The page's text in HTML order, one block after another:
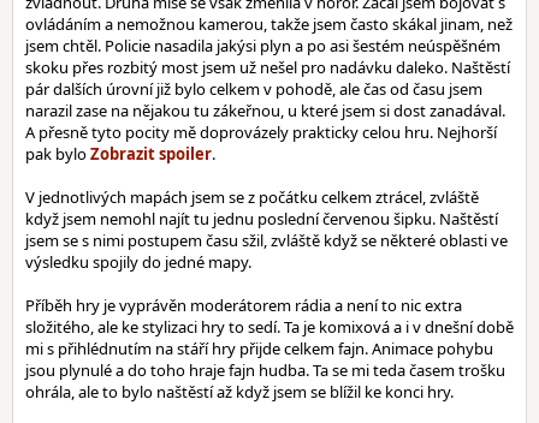
ovládáním a nemožnou kamerou, takže jsem často skákal jinam, než
jsem chtěl. Policie nasadila jakýsi plyn a po asi šestém neúspěšném
skoku přes rozbitý most jsem už nešel pro nadávku daleko. Naštěstí
pár dalších úrovní již bylo celkem v pohodě, ale čas od času jsem
narazil zase na nějakou tu zákeřnou, u které jsem si dost zanadával.
A přesně tyto pocity mě doprovázely prakticky celou hru. Nejhorší
pak bylo
.
V jednotlivých mapách jsem se z počátku celkem ztrácel, zvláště
když jsem nemohl najít tu jednu poslední červenou šipku. Naštěstí
jsem se s nimi postupem času sžil, zvláště když se některé oblasti ve
výsledku spojily do jedné mapy.
Příběh hry je vyprávěn moderátorem rádia a není to nic extra
složitého, ale ke stylizaci hry to sedí. Ta je komixová a i v dnešní době
mi s přihlédnutím na stáří hry přijde celkem fajn. Animace pohybu
jsou plynulé a do toho hraje fajn hudba. Ta se mi teda časem trošku
ohrála, ale to bylo naštěstí až když jsem se blížil ke konci hry.